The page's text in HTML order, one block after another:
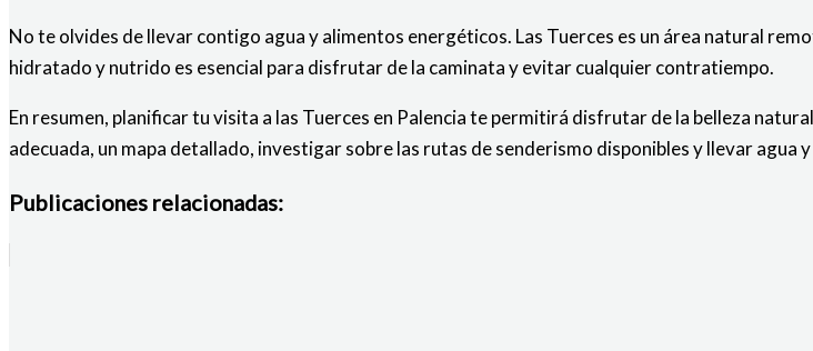
No te olvides de llevar contigo agua y alimentos energéticos. Las Tuerces es un área natural
hidratado y nutrido es esencial para disfrutar de la caminata y evitar cualquier contratiempo.
En resumen, planificar tu visita a las Tuerces en Palencia te permitirá disfrutar de la belleza
adecuada, un mapa detallado, investigar sobre las rutas de senderismo disponibles y llevar
Publicaciones relacionadas: